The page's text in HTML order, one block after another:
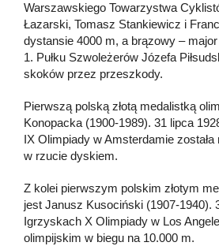
Warszawskiego Towarzystwa
Łazarski, Tomasz Stankiewicz i
dystansie 4000 m, a brązowy –
1. Pułku Szwoleżerów Józefa
skoków przez przeszkody.
Pierwszą polską złotą medalistką
Konopacka (1900-1989). 31 lipca
IX Olimpiady w Amsterdamie
w rzucie dyskiem.
Z kolei pierwszym polskim złotym
jest Janusz Kusociński (1907-1940).
Igrzyskach X Olimpiady w Los
olimpijskim w biegu na 10.000 m.